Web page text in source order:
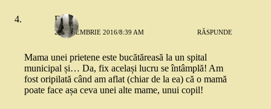
Elena
2 SEPTEMBRIE 2016/8:39 AM RĂSPUNDE
Mama unei prietene este bucătăreasă la un spital
municipal și… Da, fix același lucru se întâmplă! Am
fost oripilată când am aflat (chiar de la ea) că o mamă
poate face așa ceva unei alte mame, unui copil!